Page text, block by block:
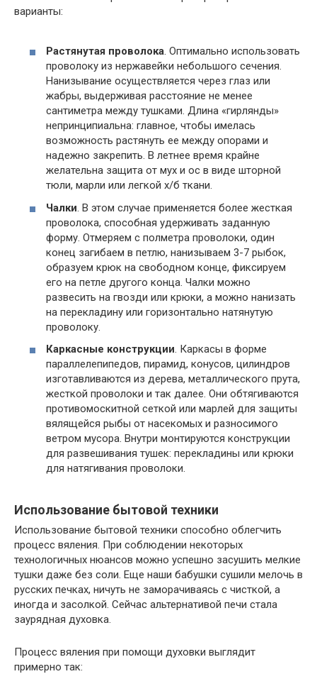
варианты:
Растянутая проволока. Оптимально использовать
проволоку из нержавейки небольшого сечения.
Нанизывание осуществляется через глаз или
жабры, выдерживая расстояние не менее
сантиметра между тушками. Длина «гирлянды»
непринципиальна: главное, чтобы имелась
возможность растянуть ее между опорами и
надежно закрепить. В летнее время крайне
желательна защита от мух и ос в виде шторной
тюли, марли или легкой х/б ткани.
Чалки. В этом случае применяется более жесткая
проволока, способная удерживать заданную
форму. Отмеряем с полметра проволоки, один
конец загибаем в петлю, нанизываем 3-7 рыбок,
образуем крюк на свободном конце, фиксируем
его на петле другого конца. Чалки можно
развесить на гвозди или крюки, а можно нанизать
на перекладину или горизонтально натянутую
проволоку.
Каркасные конструкции. Каркасы в форме
параллелепипедов, пирамид, конусов, цилиндров
изготавливаются из дерева, металлического прута,
жесткой проволоки и так далее. Они обтягиваются
противомоскитной сеткой или марлей для защиты
вялящейся рыбы от насекомых и разносимого
ветром мусора. Внутри монтируются конструкции
для развешивания тушек: перекладины или крюки
для натягивания проволоки.
Использование бытовой техники
Использование бытовой техники способно облегчить
процесс вяления. При соблюдении некоторых
технологичных нюансов можно успешно засушить мелкие
тушки даже без соли. Еще наши бабушки сушили мелочь в
русских печках, ничуть не заморачиваясь с чисткой, а
иногда и засолкой. Сейчас альтернативой печи стала
заурядная духовка.
Процесс вяления при помощи духовки выглядит
примерно так: